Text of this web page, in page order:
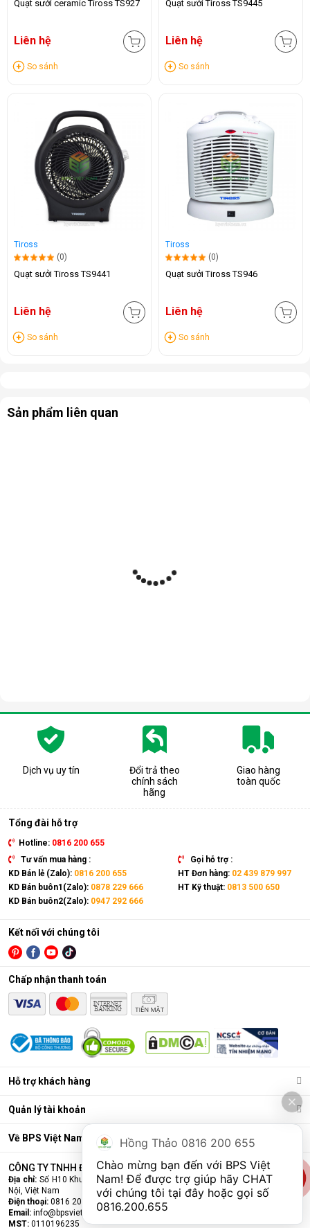
Quạt sưởi ceramic Tiross TS927
Liên hệ
So sánh
Quạt sưởi Tiross TS9445
Liên hệ
So sánh
Tiross
(0)
Quạt sưởi Tiross TS9441
Liên hệ
So sánh
Tiross
(0)
Quạt sưởi Tiross TS946
Liên hệ
So sánh
Sản phẩm liên quan
Dịch vụ uy tín
Đổi trả theo
chính sách
hãng
Giao hàng
toàn quốc
Tổng đài hỗ trợ
Hotline: 0816 200 655
Tư vấn mua hàng :
KD Bán lẻ (Zalo): 0816 200 655
KD Bán buôn1(Zalo): 0878 229 666
KD Bán buôn2(Zalo): 0947 292 666
Gọi hỗ trợ :
HT Đơn hàng: 02 439 879 997
HT Kỹ thuật: 0813 500 650
Hỗ trợ khách hàng
Quản lý tài khoản
Về BPS Việt Nam
Kết nối với chúng tôi
Chấp nhận thanh toán
CÔNG TY TNHH ĐẦU TƯ VÀ THƯƠNG MẠI BPS VIỆT NAM
Địa chỉ: Số H10 Khu đấu giá Ngô Thì Nhậm, Phường Hà Đông, Thành phố Hà
Nội, Việt Nam
Điện thoại: 0816 200 655
Email: info@bpsvietnam.vn
MST: 0110196235
Hồng Thảo 0816 200 655
Chào mừng bạn đến với BPS Việt
Nam! Để được trợ giúp hãy CHAT
0816.200.655